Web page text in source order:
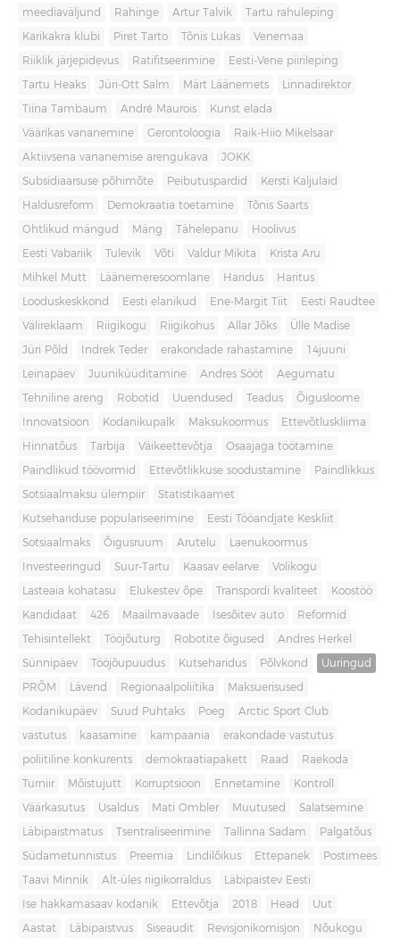
meediaväljund Rahinge Artur Talvik Tartu rahuleping
Karikakra klubi Piret Tarto Tõnis Lukas Venemaa
Riiklik järjepidevus Ratifitseerimine Eesti-Vene piirileping
Tartu Heaks Jüri-Ott Salm Märt Läänemets Linnadirektor
Tiina Tambaum André Maurois Kunst elada
Väärikas vananemine Gerontoloogia Raik-Hiio Mikelsaar
Aktiivsena vananemise arengukava JOKK
Subsidiaarsuse põhimõte Peibutuspardid Kersti Kaljulaid
Haldusreform Demokraatia toetamine Tõnis Saarts
Ohtlikud mängud Mäng Tähelepanu Hoolivus
Eesti Vabariik Tulevik Võti Valdur Mikita Krista Aru
Mihkel Mutt Läänemeresoomlane Haridus Haritus
Looduskeskkond Eesti elanikud Ene-Margit Tiit Eesti Raudtee
Välireklaam Riigikogu Riigikohus Allar Jõks Ülle Madise
Jüri Põld Indrek Teder erakondade rahastamine 14juuni
Leinapäev Juuniküüditamine Andres Sööt Aegumatu
Tehniline areng Robotid Uuendused Teadus Õigusloome
Innovatsioon Kodanikupalk Maksukoormus Ettevõtluskliima
Hinnatõus Tarbija Väikeettevõtja Osaajaga töötamine
Paindlikud töövormid Ettevõtlikkuse soodustamine Paindlikkus
Sotsiaalmaksu ülempiir Statistikaamet
Kutsehariduse populariseerimine Eesti Tööandjate Keskliit
Sotsiaalmaks Õigusruum Arutelu Laenukoormus
Investeeringud Suur-Tartu Kaasav eelarve Volikogu
Lasteaia kohatasu Elukestev õpe Transpordi kvaliteet Koostöö
Kandidaat 426 Maailmavaade Isesõitev auto Reformid
Tehisintellekt Tööjõuturg Robotite õigused Andres Herkel
Sünnipäev Tööjõupuudus Kutseharidus Põlvkond Uuringud
PRÕM Lävend Regionaalpoliitika Maksuerisused
Kodanikupäev Suud Puhtaks Poeg Arctic Sport Club
vastutus kaasamine kampaania erakondade vastutus
poliitiline konkurents demokraatiapakett Raad Raekoda
Turniir Mõistujutt Korruptsioon Ennetamine Kontroll
Väärkasutus Usaldus Mati Ombler Muutused Salatsemine
Läbipaistmatus Tsentraliseerimine Tallinna Sadam Palgatõus
Südametunnistus Preemia Lindilõikus Ettepanek Postimees
Taavi Minnik Alt-üles riigikorraldus Läbipaistev Eesti
Ise hakkamasaav kodanik Ettevõtja 2018 Head Uut
Aastat Läbipaistvus Siseaudit Revisjonikomisjon Nõukogu